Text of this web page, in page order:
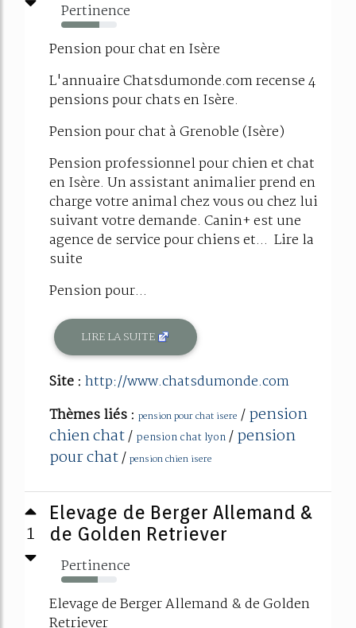
Pertinence
68%
Pension pour chat en Isère
L'annuaire Chatsdumonde.com recense 4
pensions pour chats en Isère.
Pension pour chat à Grenoble (Isère)
Pension professionnel pour chien et chat
en Isère. Un assistant animalier prend en
charge votre animal chez vous ou chez lui
suivant votre demande. Canin+ est une
agence de service pour chiens et... Lire la
suite
Pension pour...
LIRE LA SUITE
Site : http://www.chatsdumonde.com
Thèmes liés : pension pour chat isere /pension
chien chat/ pension chat lyon/pension
pour chat/ pension chien isere
1
Elevage de Berger Allemand &
de Golden Retriever
Pertinence
66%
Elevage de Berger Allemand & de Golden